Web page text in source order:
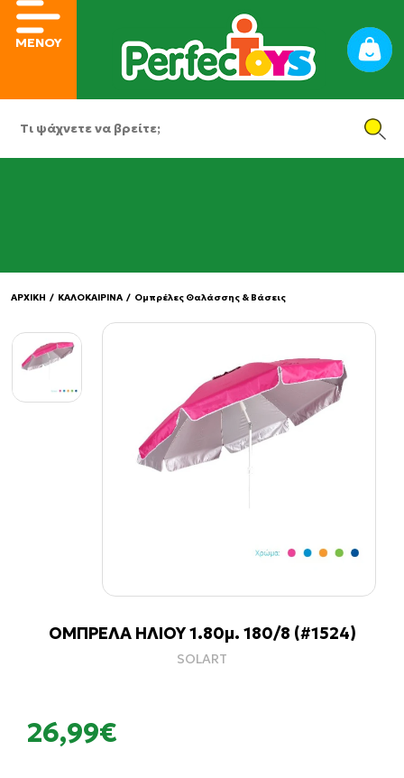
ΜΕΝΟΥ
ΑΡΧΙΚΗ / ΚΑΛΟΚΑΙΡΙΝΑ / Ομπρέλες Θαλάσσης & Βάσεις
ΟΜΠΡΕΛΑ ΗΛΙΟΥ 1.80μ. 180/8 (#1524)
SOLART
26,99€